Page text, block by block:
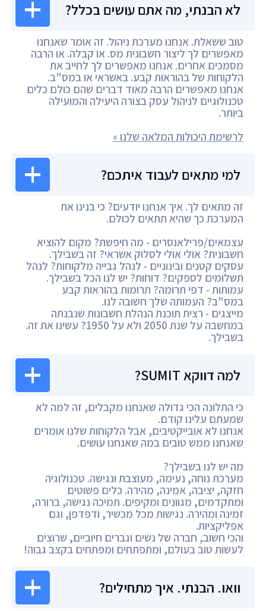
לא הבנתי, מה אתם עושים בכלל?
טוב ששאלת. אנחנו מערכת ניהול. זה אומר שאנחנו
מאפשרים לך ליצור חשבונית מס. או קבלה. או הרבה
מסמכים אחרים. אנחנו מאפשרים לך לחייב את
הלקוחות של בהוראות קבע. באשראי או במס"ב.
אנחנו מאפשרים הרבה מאוד דברים שהם כולם כלים
טכנולוגיים לניהול עסק בצורה היעילה והמועילה
ביותר.
לרשימת היכולות המלאה שלנו »
למי מתאים לעבוד איתכם?
זה מתאים לך. איך אנחנו יודעים? כי בנינו את
המערכת כך שהיא תתאים לכולם.
עצמאים/פרילאנסרים - מה חיפשת? מקום להוציא
חשבונית? אולי אולי לסלוק אשראי? זה בשבילך.
עסקים קטנים ובינוניים - לנהל גבייה מלקוחות? לנהל
תשלומים לספקים? דוחות? יש לנו הכל בשבילך.
עמותות - דפי תרומה? תרומות בהוראות קבע
במס"ב? העמותה שלך חשובה לנו.
מייצגים - רצית תוכנת הנהלת חשבונות שנבנתה
במחשבה על שנת 2050 ולא על 1950? עשינו את זה.
בשבילך.
למה דווקא SUMIT?
כי התלונה הכי גדולה שאנחנו מקבלים, זה למה לא
שמעתם עלינו קודם.
אנחנו לא אובייקטיבים, אבל הלקוחות שלנו אומרים
שאנחנו ממש טובים במה שאנחנו עושים.
מה יש לנו בשבילך?
מערכת נוחה, נעימה, מעוצבת ונגישה. טכנולוגיה
חזקה, יציבה, אמינה, מהירה. כלים פשוטים
ומתקדמים, מגוונים ומקיפים. תמיכה נגישה, ברורה,
זמינה ומהירה. נגישות מכל מכשיר, ודפדפן, וגם
אפליקציות.
והכי חשוב, חברה של נשים וגברים חיוביים, שרוצים
לעשות טוב בעולם, ומתפתחים ומפתחים בקצב גבוה!
וואו. הבנתי. איך מתחילים?